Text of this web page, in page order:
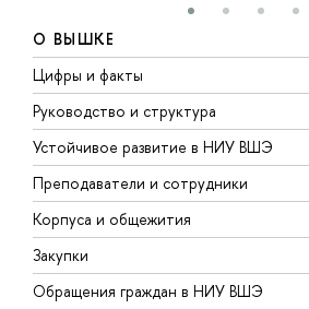
О ВЫШКЕ
Цифры и факты
Руководство и структура
Устойчивое развитие в НИУ ВШЭ
Преподаватели и сотрудники
Корпуса и общежития
Закупки
Обращения граждан в НИУ ВШЭ